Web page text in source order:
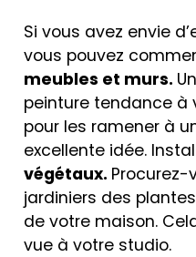
Si vous avez envie
vous pouvez
meubles et murs.
peinture tendance à
pour les ramener à
excellente idée.
végétaux. Procurez-
jardiniers des
de votre maison.
vue à votre studio.